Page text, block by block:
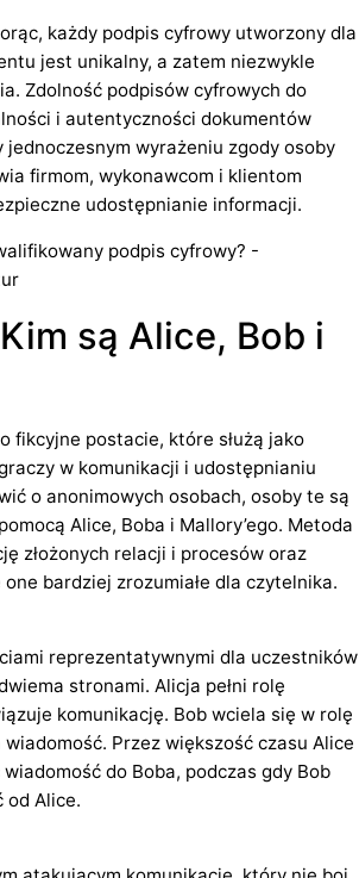
każdy podpis cyfrowy utworzony dla
jest unikalny, a zatem niezwykle
Zdolność podpisów cyfrowych do
i autentyczności dokumentów
wyrażeniu zgody osoby
firmom, wykonawcom i klientom
udostępnianie informacji.
są Alice, Bob i
fikcyjne postacie, które służą jako
w komunikacji i udostępnianiu
o anonimowych osobach, osoby te są
Alice, Boba i Mallory’ego. Metoda
złożonych relacji i procesów oraz
bardziej zrozumiałe dla czytelnika.
reprezentatywnymi dla uczestników
stronami. Alicja pełni rolę
komunikację. Bob wciela się w rolę
Przez większość czasu Alice
do Boba, podczas gdy Bob
od Alice.